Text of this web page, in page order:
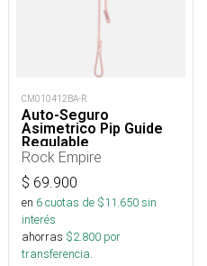
CM010412BA-R
Auto-Seguro
Asimetrico Pip Guide
Regulable
Rock Empire
$ 69.900
en 6cuotas de $11.650sin
interés
ahorras $2.800 por
transferencia.